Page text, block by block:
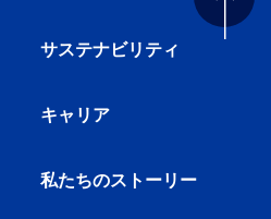
サステナビリティ
キャリア
私たちのストーリー